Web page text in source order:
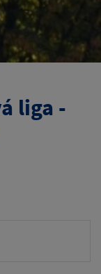
liga -